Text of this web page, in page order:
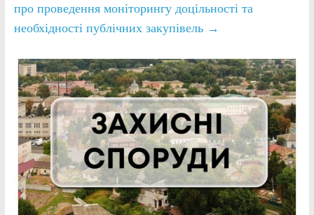
про проведення моніторингу доцільності та
необхідності публічних закупівель →